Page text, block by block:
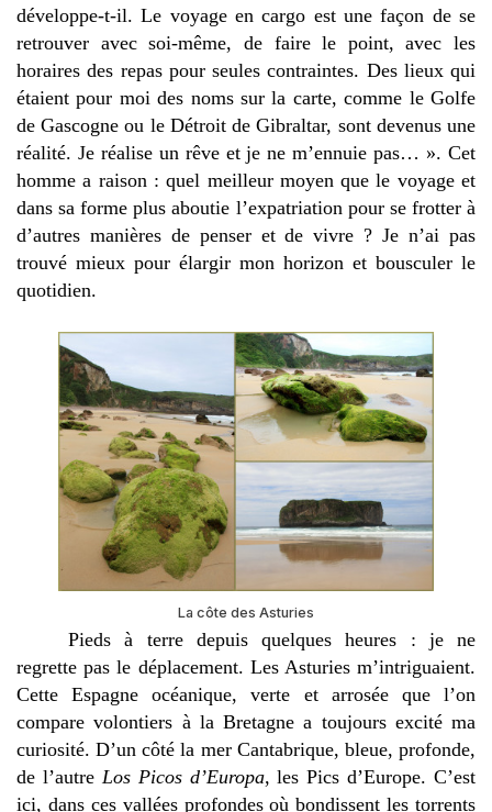
développe-t-il. Le voyage en cargo est une façon de se
retrouver avec soi-même, de faire le point, avec les
horaires des repas pour seules contraintes. Des lieux qui
étaient pour moi des noms sur la carte, comme le Golfe
de Gascogne ou le Détroit de Gibraltar, sont devenus une
réalité. Je réalise un rêve et je ne m’ennuie pas… ». Cet
homme a raison : quel meilleur moyen que le voyage et
dans sa forme plus aboutie l’expatriation pour se frotter à
d’autres manières de penser et de vivre ? Je n’ai pas
trouvé mieux pour élargir mon horizon et bousculer le
quotidien.
La côte des Asturies
Pieds à terre depuis quelques heures : je ne
regrette pas le déplacement. Les Asturies m’intriguaient.
Cette Espagne océanique, verte et arrosée que l’on
compare volontiers à la Bretagne a toujours excité ma
curiosité. D’un côté la mer Cantabrique, bleue, profonde,
de l’autre Los Picos d’Europa, les Pics d’Europe. C’est
ici, dans ces vallées profondes où bondissent les torrents